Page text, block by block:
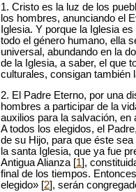
1. Cristo es la luz de los
los hombres, anunciando el
Iglesia. Y porque la Iglesia
todo el género humano, ella
universal, abundando en la
de la Iglesia, a saber, el que
culturales, consigan también
2. El Padre Eterno, por una
hombres a participar de la
auxilios para la salvación, en
A todos los elegidos, el
de su Hijo, para que éste
la santa Iglesia, que ya fue
Antigua Alianza [1],
final de los tiempos.
elegido» [2], serán